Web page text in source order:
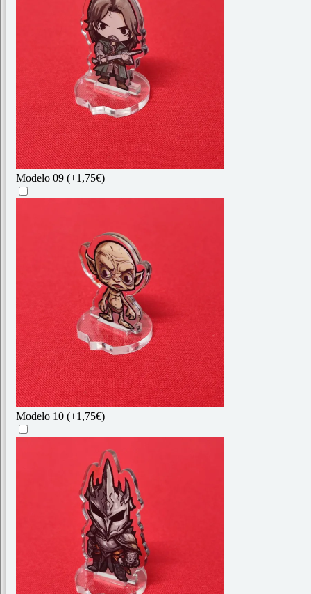
Modelo 09 (+1,75€)
Modelo 10 (+1,75€)